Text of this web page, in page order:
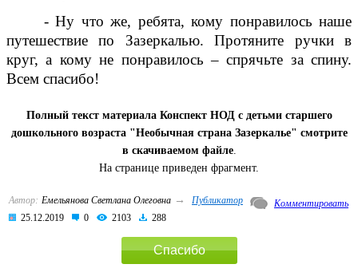
- Ну что же, ребята, кому понравилось наше
путешествие по Зазеркалью. Протяните ручки в
круг, а кому не понравилось – спрячьте за спину.
Всем спасибо!
Полный текст материала Конспект НОД с детьми старшего
дошкольного возраста "Необычная страна Зазеркалье" смотрите
в скачиваемом файле.
На странице приведен фрагмент.
Автор: Емельянова Светлана Олеговна →
Публикатор
25.12.2019
0 2103 288
Комментировать
Спасибо